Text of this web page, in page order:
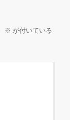
※ が付いている